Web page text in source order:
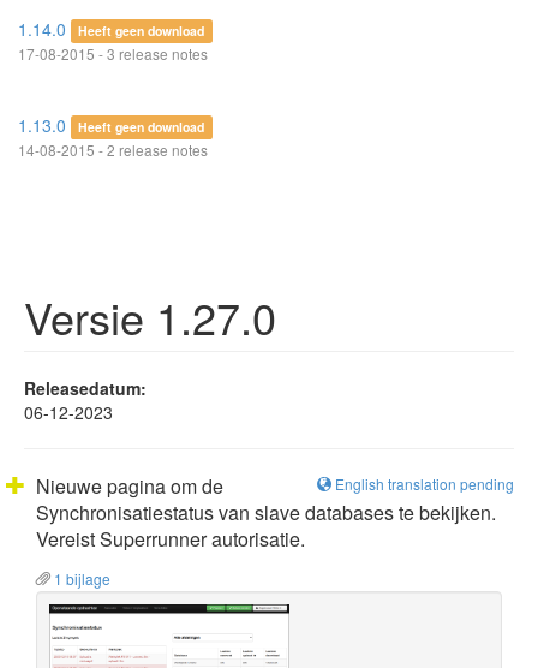
1.14.0 Heeft geen download
17-08-2015 - 3 release notes
1.13.0 Heeft geen download
14-08-2015 - 2 release notes
Versie 1.27.0
Releasedatum:
06-12-2023
English translation pending
Nieuwe pagina om de
Synchronisatiestatus van slave databases te bekijken.
Vereist Superrunner autorisatie.
1 bijlage